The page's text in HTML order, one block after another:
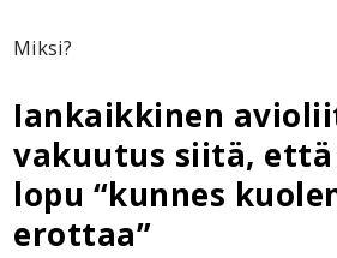
Miksi?
Iankaikkinen
vakuutus siitä,
lopu “kunnes
erottaa”